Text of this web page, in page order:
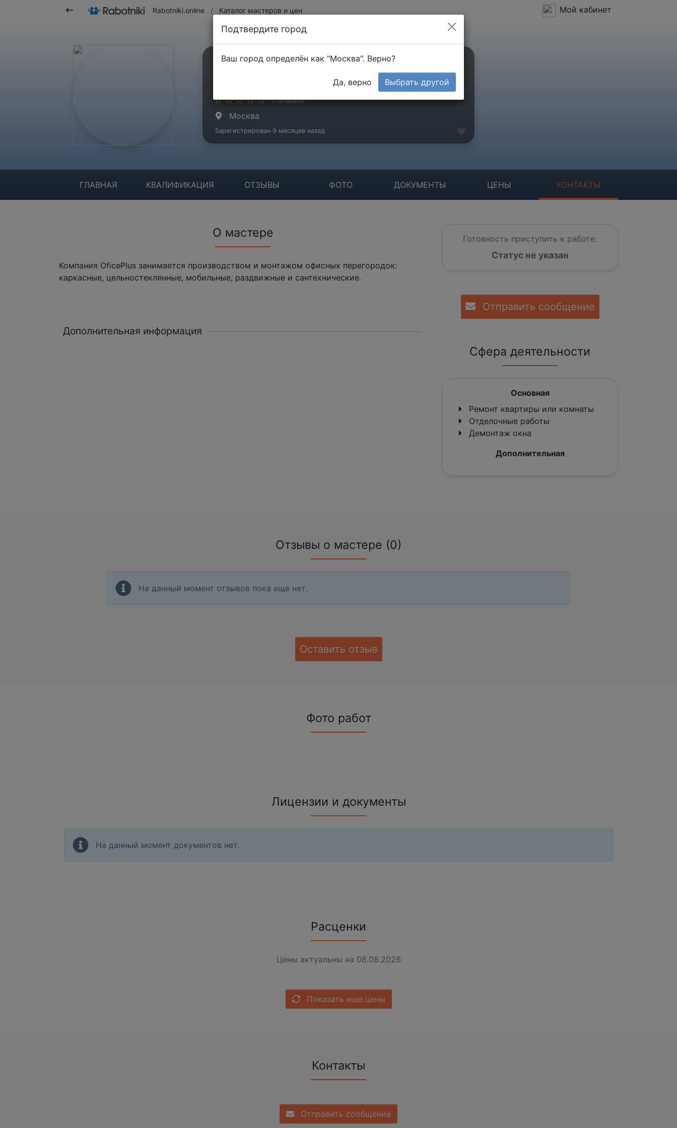
Rabotniki.online / Каталог мастеров и цен Мой кабинет
OficePlus
0 отзывов
Москва
Зарегистрирован 9 месяцев назад
ГЛАВНАЯ КВАЛИФИКАЦИЯ ОТЗЫВЫ ФОТО ДОКУМЕНТЫ ЦЕНЫ КОНТАКТЫ
О мастере
Компания OficePlus занимается производством и монтажом офисных перегородок:
каркасные, цельностеклянные, мобильные, раздвижные и сантехнические.
Дополнительная информация
Готовность приступить к работе:
Статус не указан
Отправить сообщение
Сфера деятельности
Основная
Ремонт квартиры или комнаты
Отделочные работы
Демонтаж окна
Дополнительная
Отзывы о мастере (0)
На данный момент отзывов пока еще нет.
Оставить отзыв
Фото работ
Лицензии и документы
На данный момент документов нет.
Расценки
Цены актуальны на 08.08.2026
Показать еще цены
Контакты
Отправить сообщение
Подтвердите город
Ваш город определён как "Москва". Верно?
Да, верно Выбрать другой